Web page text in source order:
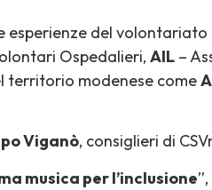
del
Ospedalieri, AIL –
territorio modenese come
Viganò, consiglieri di
musica per l’inclusione